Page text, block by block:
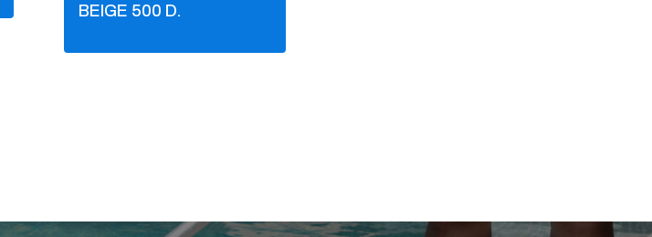
BEIGE 500 D.